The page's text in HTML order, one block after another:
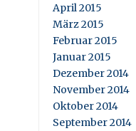
April 2015
März 2015
Februar 2015
Januar 2015
Dezember 2014
November 2014
Oktober 2014
September 2014